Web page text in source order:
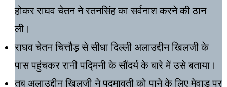
होकर राघव चेतन ने रतनसिंह का सर्वनाश करने की ठान
ली।
राघव चेतन चित्तौड़ से सीधा दिल्ली अलाउद्दीन खिलजी के
पास पहुंचकर रानी पद्मिनी के सौंदर्य के बारे में उसे बताया।
तब अलाउद्दीन खिलजी ने पद्मावती को पाने के लिए मेवाड़ पर